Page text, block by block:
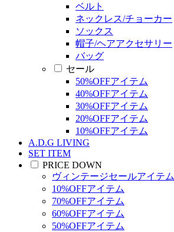
ベルト
ネックレス/チョーカー
ソックス
帽子/ヘアアクセサリー
バッグ
セール
50%OFFアイテム
40%OFFアイテム
30%OFFアイテム
20%OFFアイテム
10%OFFアイテム
A.D.G LIVING
SET ITEM
PRICE DOWN
ヴィンテージセールアイテム
10%OFFアイテム
70%OFFアイテム
60%OFFアイテム
50%OFFアイテム